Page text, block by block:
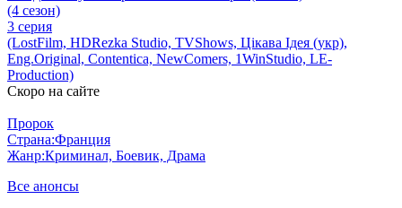
(4 сезон)
3 серия
(LostFilm, HDRezka Studio, TVShows, Цікава Ідея (укр),
Eng.Original, Contentica, NewComers, 1WinStudio, LE-
Production)
Скоро на сайте
Пророк
Страна:Франция
Жанр:Криминал, Боевик, Драма
Все анонсы